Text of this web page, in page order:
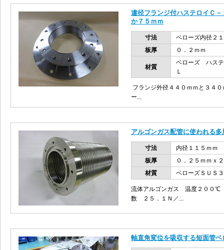
違径フランジ付ハステロイＣ
か７５ｍｍ
寸法
ベローズ内径２
板厚
０．２ｍｍ
材質
ベローズ ハス
Ｌ
フランジ外径４４０ｍｍと３４
ー...
アルゴンガス配管に使われる多
寸法
内径１１５ｍｍ
板厚
０．２５ｍｍｘ
材質
ベローズＳＵＳ
流体アルゴンガス 温度２０
数 ２５．１Ｎ／...
軸直角変位を吸収する短面管ベ